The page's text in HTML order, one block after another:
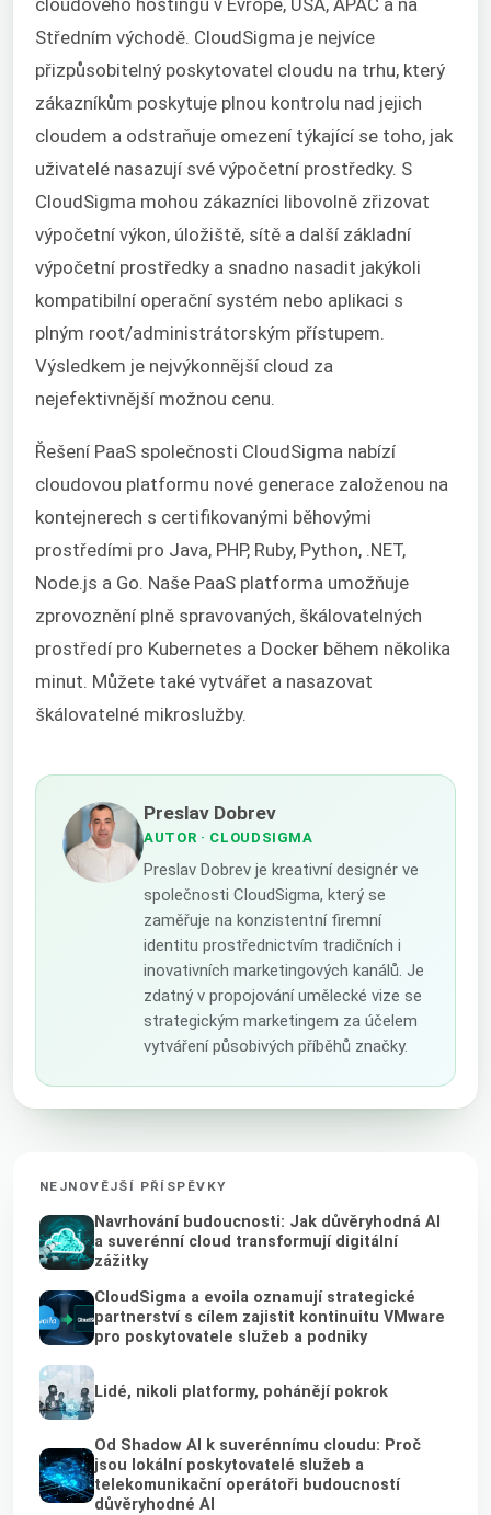
Středním východě. CloudSigma je nejvíce
přizpůsobitelný poskytovatel cloudu na trhu, který
zákazníkům poskytuje plnou kontrolu nad jejich
cloudem a odstraňuje omezení týkající se toho, jak
uživatelé nasazují své výpočetní prostředky. S
CloudSigma mohou zákazníci libovolně zřizovat
výpočetní výkon, úložiště, sítě a další základní
výpočetní prostředky a snadno nasadit jakýkoli
kompatibilní operační systém nebo aplikaci s
plným root/administrátorským přístupem.
Výsledkem je nejvýkonnější cloud za
nejefektivnější možnou cenu.
Řešení PaaS společnosti CloudSigma nabízí
cloudovou platformu nové generace založenou na
kontejnerech s certifikovanými běhovými
prostředími pro Java, PHP, Ruby, Python, .NET,
Node.js a Go. Naše PaaS platforma umožňuje
zprovoznění plně spravovaných, škálovatelných
prostředí pro Kubernetes a Docker během několika
minut. Můžete také vytvářet a nasazovat
škálovatelné mikroslužby.
Preslav Dobrev
AUTOR · CLOUDSIGMA
Preslav Dobrev je kreativní designér ve
společnosti CloudSigma, který se
zaměřuje na konzistentní firemní
identitu prostřednictvím tradičních i
inovativních marketingových kanálů. Je
zdatný v propojování umělecké vize se
strategickým marketingem za účelem
vytváření působivých příběhů značky.
NEJNOVĚJŠÍ PŘÍSPĚVKY
Navrhování budoucnosti: Jak důvěryhodná AI
a suverénní cloud transformují digitální
zážitky
CloudSigma a evoila oznamují strategické
partnerství s cílem zajistit kontinuitu VMware
pro poskytovatele služeb a podniky
Lidé, nikoli platformy, pohánějí pokrok
Od Shadow AI k suverénnímu cloudu: Proč
jsou lokální poskytovatelé služeb a
telekomunikační operátoři budoucností
důvěryhodné AI